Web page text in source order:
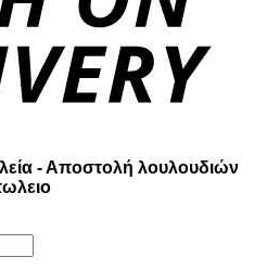
- Αποστολή λουλουδιών